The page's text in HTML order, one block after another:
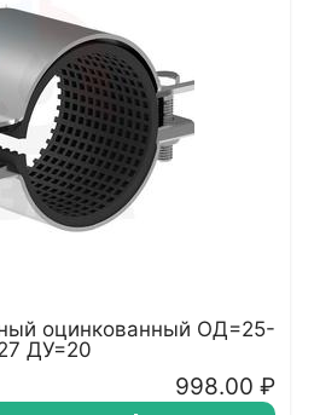
оцинкованный ОД=25-
ДУ=20
998.00 ₽